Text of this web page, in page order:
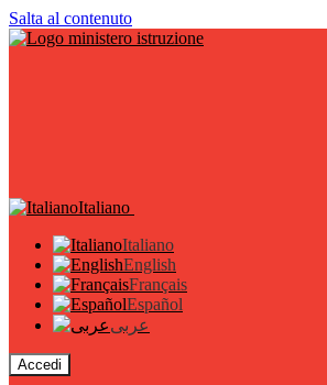
Salta al contenuto
Italiano
Italiano
English
Français
Español
عربى
Accedi